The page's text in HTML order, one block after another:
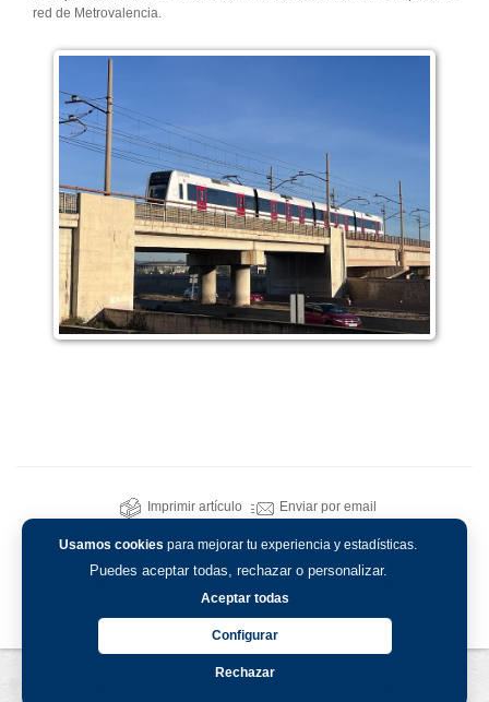
Usamos cookies para mejorar tu experiencia y estadísticas.
Puedes aceptar todas, rechazar o personalizar.
Aceptar todas
Configurar
Rechazar
red de Metrovalencia.
Imprimir artículo Enviar por email
Política de privacidad